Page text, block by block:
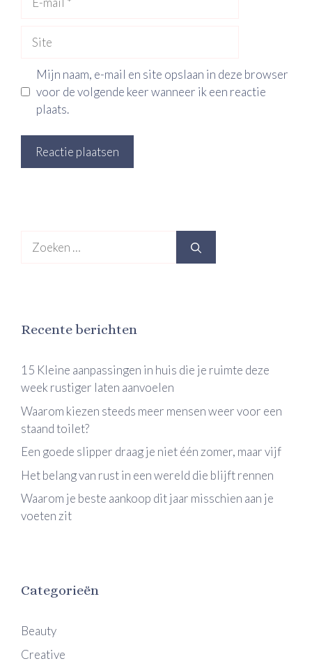
mail
Mijn naam, e-mail en site opslaan in deze browser
voor de volgende keer wanneer ik een reactie
plaats.
naar:
Recente berichten
15 Kleine aanpassingen in huis die je ruimte deze
week rustiger laten aanvoelen
Waarom kiezen steeds meer mensen weer voor een
staand toilet?
Een goede slipper draag je niet één zomer, maar vijf
Het belang van rust in een wereld die blijft rennen
Waarom je beste aankoop dit jaar misschien aan je
voeten zit
Categorieën
Beauty
Creative